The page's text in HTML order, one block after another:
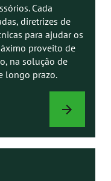
Cada
diretrizes de
para ajudar os
proveito de
na solução de
longo prazo.
MANUAIS